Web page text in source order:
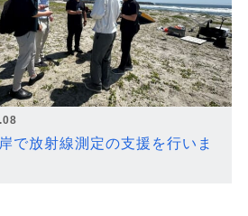
で放射線測定の支援を行いま